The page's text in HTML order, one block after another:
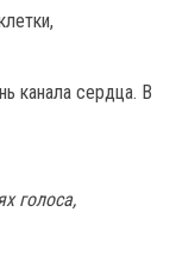
канала сердца. В
голоса,